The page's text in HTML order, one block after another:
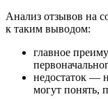
Анализ отзывов на
к таким выводом:
главное
недостаток —
могут понять,